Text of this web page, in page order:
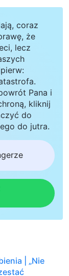
coraz
że
lecz
Pana i
kliknij
do
do jutra.
| „Nie